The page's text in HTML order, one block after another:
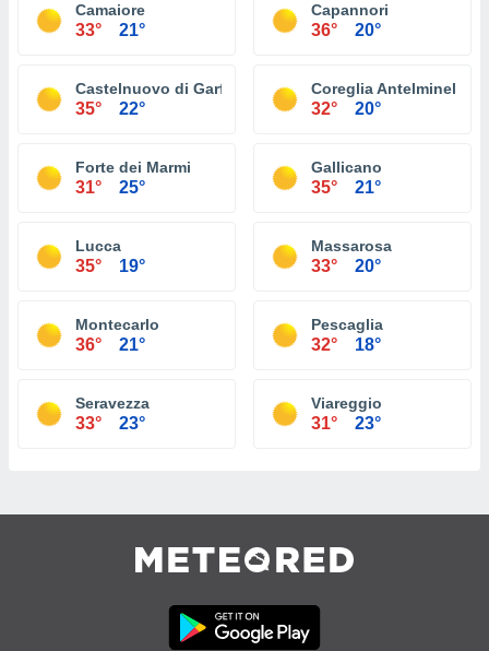
Camaiore
33° 21°
Capannori
36° 20°
Castelnuovo di Garfagnana
35° 22°
Coreglia Antelminelli
32° 20°
Forte dei Marmi
31° 25°
Gallicano
35° 21°
Lucca
35° 19°
Massarosa
33° 20°
Montecarlo
36° 21°
Pescaglia
32° 18°
Seravezza
33° 23°
Viareggio
31° 23°